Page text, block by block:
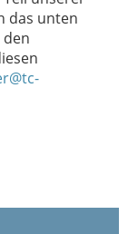
das unten